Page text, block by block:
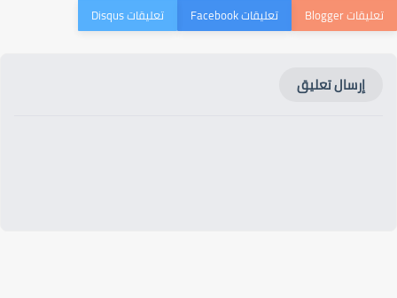
إرسال تعليق